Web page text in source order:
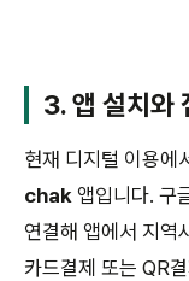
3. 앱 설치와
현재 디지털 이용에
chak 앱입니다. 구
연결해 앱에서 지역
카드결제 또는 QR